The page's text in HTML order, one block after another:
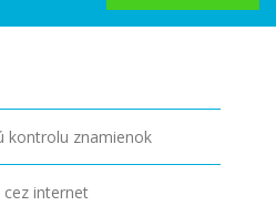
kontrolu znamienok
cez internet